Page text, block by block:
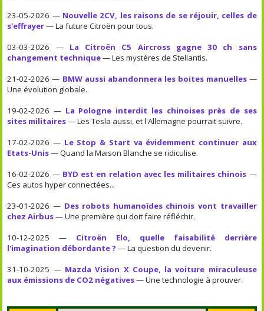
23-05-2026 — Nouvelle 2CV, les raisons de se réjouir, celles de
s'effrayer— La future Citroën pour tous.
03-03-2026 — La Citroën C5 Aircross gagne 30 ch sans
changement technique— Les mystères de Stellantis.
21-02-2026 — BMW aussi abandonnera les boites manuelles—
Une évolution globale.
19-02-2026 — La Pologne interdit les chinoises près de ses
sites militaires— Les Tesla aussi, et l'Allemagne pourrait suivre.
17-02-2026 — Le Stop & Start va évidemment continuer aux
Etats-Unis— Quand la Maison Blanche se ridiculise.
16-02-2026 — BYD est en relation avec les militaires chinois —
Ces autos hyper connectées...
23-01-2026 — Des robots humanoïdes chinois vont travailler
chez Airbus— Une première qui doit faire réfléchir.
10-12-2025 — Citroën Elo, quelle faisabilité derrière
l'imagination débordante ? — La question du devenir.
31-10-2025 — Mazda Vision X Coupe, la voiture miraculeuse
aux émissions de CO2 négatives— Une technologie à prouver.